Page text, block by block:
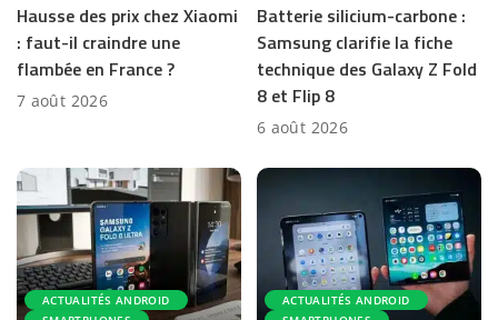
Hausse des prix chez Xiaomi
: faut-il craindre une
flambée en France ?
7 août 2026
Batterie silicium-carbone :
Samsung clarifie la fiche
technique des Galaxy Z Fold
8 et Flip 8
6 août 2026
ACTUALITÉS ANDROID
ACTUALITÉS ANDROID